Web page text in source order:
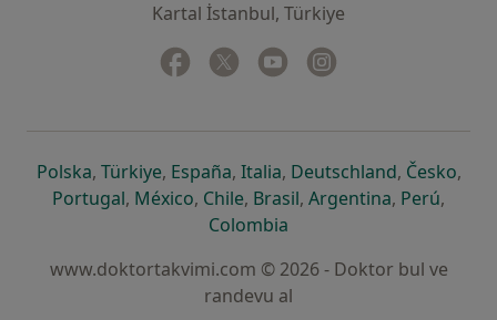
Kartal İstanbul, Türkiye
Facebook
yeni bir sekmede açılır
Twitter
yeni bir sekmede açılır
Youtube
yeni bir sekmede açılır
Polskayeni bir sekmede açılır
, Türkiyeyeni bir sekmede açılır
, Españayeni bir sekmede açılır
, Italiayeni bir sekmede açılır
, Deutschlandyeni bir
, Českoyeni
,
Portugalyeni bir sekmede açılır
, Méxicoyeni bir sekmede açılır
, Chileyeni bir sekmede açılır
, Brasilyeni bir sekmede açılır
, Argentinayeni bir
, Perúyeni
,
Colombia
www.doktortakvimi.com © 2026 - Doktor bul ve
randevu al